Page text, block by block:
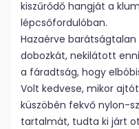
kiszűrődő hangját a
lépcsőfordulóban.
Hazaérve
dobozkát, nekilátott
a fáradtság, hogy
Volt kedvese, mikor
küszöbén fekvő nylon-
tartalmát, tudta ki járt